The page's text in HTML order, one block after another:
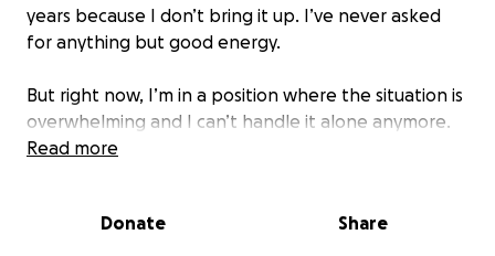
years because I don’t bring it up. I’ve never asked
for anything but good energy.
But right now, I’m in a position where the situation is
overwhelming and I can’t handle it alone anymore.
of delays, poor communication, and unanswered
Read more
Donate Share